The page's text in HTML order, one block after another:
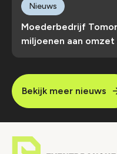
Moederbedrijf
miljoenen aan
Nieuws
Bekijk meer nieuws